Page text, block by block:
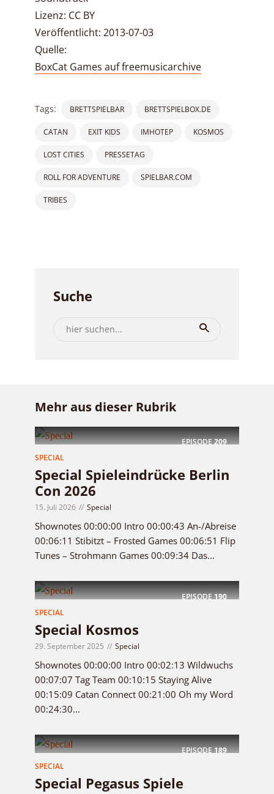
Lizenz: CC BY
Veröffentlicht: 2013-07-03
Quelle:
BoxCat Games auf freemusicarchive
Tags: BRETTSPIELBAR BRETTSPIELBOX.DE
CATAN EXIT KIDS IMHOTEP KOSMOS
LOST CITIES PRESSETAG
ROLL FOR ADVENTURE SPIELBAR.COM
TRIBES
Suche
Mehr aus dieser Rubrik
EPISODE209
SPECIAL
Special Spieleindrücke Berlin
Con 2026
15. Juli 2026 Special
Shownotes 00:00:00 Intro 00:00:43 An-/Abreise
00:06:11 Stibitzt – Frosted Games 00:06:51 Flip
Tunes – Strohmann Games 00:09:34 Das...
EPISODE190
SPECIAL
Special Kosmos
29. September 2025 Special
Shownotes 00:00:00 Intro 00:02:13 Wildwuchs
00:07:07 Tag Team 00:10:15 Staying Alive
00:15:09 Catan Connect 00:21:00 Oh my Word
00:24:30...
EPISODE189
SPECIAL
Special Pegasus Spiele